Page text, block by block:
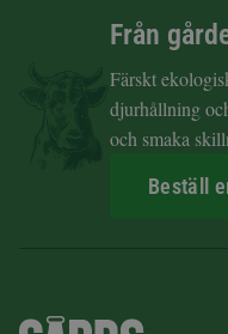
Från
Färskt
djurhållning
och smaka
Beställ